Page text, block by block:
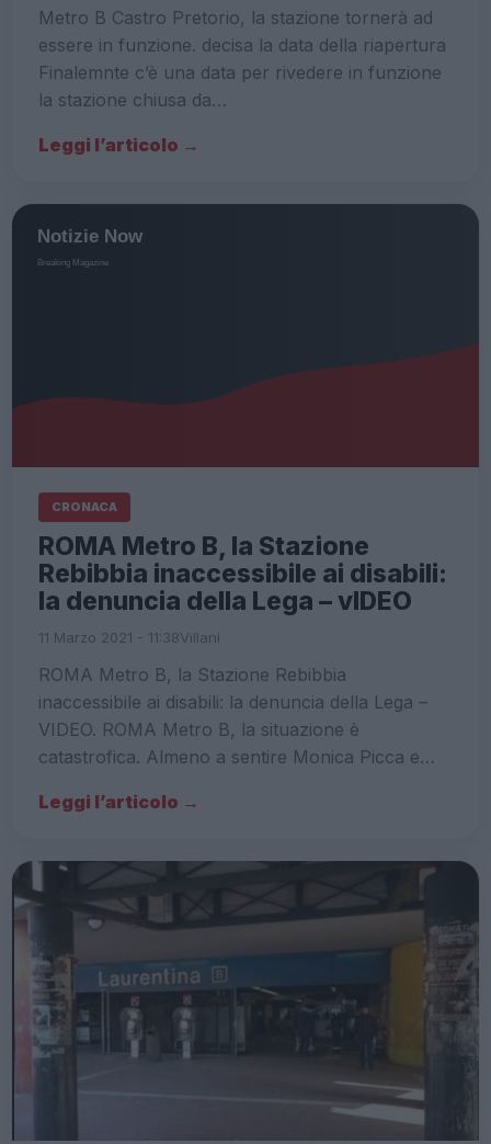
Metro B Castro Pretorio, la stazione tornerà ad
essere in funzione. decisa la data della riapertura
Finalemnte c’è una data per rivedere in funzione
la stazione chiusa da…
Leggi l’articolo →
CRONACA
ROMA Metro B, la Stazione
Rebibbia inaccessibile ai disabili:
la denuncia della Lega – vIDEO
11 Marzo 2021 - 11:38Villani
ROMA Metro B, la Stazione Rebibbia
inaccessibile ai disabili: la denuncia della Lega –
VIDEO. ROMA Metro B, la situazione è
catastrofica. Almeno a sentire Monica Picca e…
Leggi l’articolo →